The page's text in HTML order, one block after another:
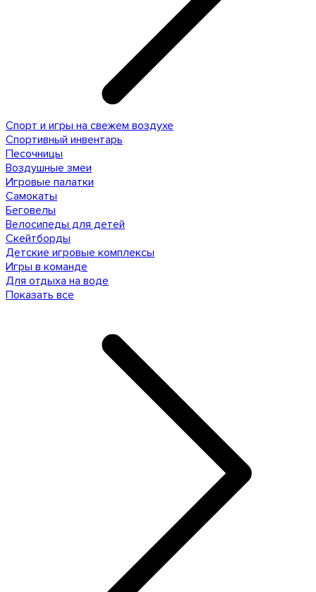
Спорт и игры на свежем воздухе
Спортивный инвентарь
Песочницы
Воздушные змеи
Игровые палатки
Самокаты
Беговелы
Велосипеды для детей
Скейтборды
Детские игровые комплексы
Игры в команде
Для отдыха на воде
Показать все